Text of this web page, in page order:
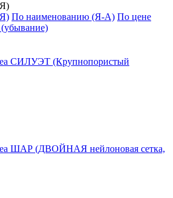
По наименованию (Я-А) По цене
СИЛУЭТ (Крупнопористый
ШАР (ДВОЙНАЯ нейлоновая сетка,